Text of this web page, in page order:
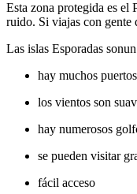
Esta zona protegida es el
ruido. Si viajas con gente
Las islas Esporadas
hay muchos
los vientos son
hay numerosos
se pueden visitar
fácil acceso